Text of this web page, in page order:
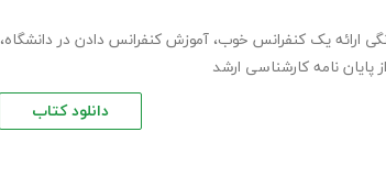
ارائه یک کنفرانس خوب، آموزش کنفرانس دادن در دانشگاه،
پایان نامه کارشناسی ارشد
دانلود کتاب